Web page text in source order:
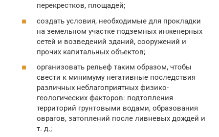
перекрестков, площадей;
создать условия, необходимые для прокладки
на земельном участке подземных инженерных
сетей и возведений зданий, сооружений и
прочих капитальных объектов;
организовать рельеф таким образом, чтобы
свести к минимуму негативные последствия
различных неблагоприятных физико-
геологических факторов: подтопления
территорий грунтовыми водами, образования
оврагов, затоплений после ливневых дождей и
т. д.;